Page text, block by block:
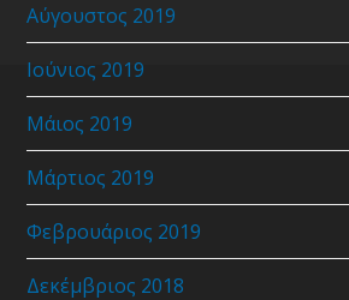
Αύγουστος 2019
Ιούνιος 2019
Μάιος 2019
Μάρτιος 2019
Φεβρουάριος 2019
Δεκέμβριος 2018